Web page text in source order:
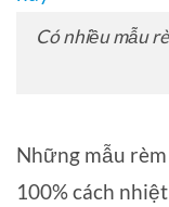
Có nhiều mẫu
Những mẫu
100% cách